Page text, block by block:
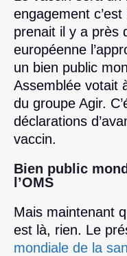
engagement
prenait il y a près
européenne
un bien public
Assemblée votait
du groupe Agir.
déclarations
vaccin.
Bien public
l’OMS
Mais maintenant
est là, rien. Le
mondiale de la